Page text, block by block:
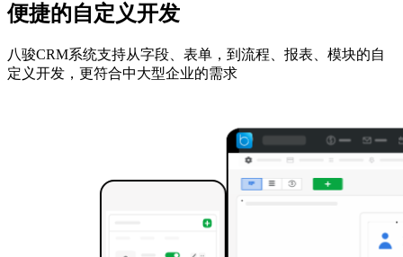
便捷的自定义开发
八骏CRM系统支持从字段、表单，到流程、报表、模块的自
定义开发，更符合中大型企业的需求